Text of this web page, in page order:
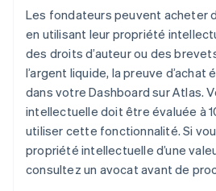
Les fondateurs peuvent acheter
en utilisant leur propriété
des droits d’auteur ou des
l’argent liquide, la preuve
dans votre Dashboard sur Atlas.
intellectuelle doit être évaluée à
utiliser cette fonctionnalité. Si
propriété intellectuelle d’une
consultez un avocat avant de